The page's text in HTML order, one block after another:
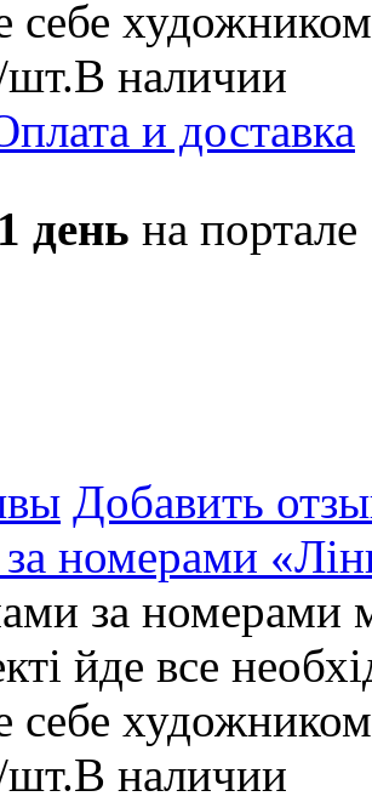
себе
В наличии
и доставка
день на портале
Добавить
номерами
за номерами
йде все
себе
В наличии